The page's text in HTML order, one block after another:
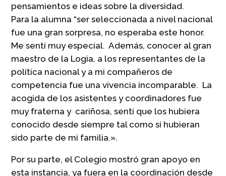
pensamientos e ideas sobre la diversidad.
Para la alumna “ser seleccionada a nivel nacional
fue una gran sorpresa, no esperaba este honor.
Me sentí muy especial. Además, conocer al gran
maestro de la Logia, a los representantes de la
política nacional y a mi compañeros de
competencia fue una vivencia incomparable. La
acogida de los asistentes y coordinadores fue
muy fraterna y cariñosa, sentí que los hubiera
conocido desde siempre tal como si hubieran
sido parte de mi familia.».
Por su parte, el Colegio mostró gran apoyo en
esta instancia, ya fuera en la coordinación desde